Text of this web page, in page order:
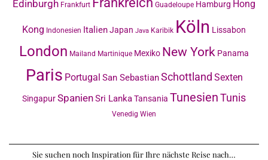
Edinburgh Frankfurt Guadeloupe Hamburg Hong
Kong Indonesien ItalienJapan Java Karibik Köln Lissabon
London Mailand Martinique Mexiko New York Panama
Paris Portugal San SebastianSchottland Sexten
SingapurSpanienSri LankaTansania TunesienTunis
Venedig Wien
Sie suchen noch Inspiration für Ihre nächste Reise nach…